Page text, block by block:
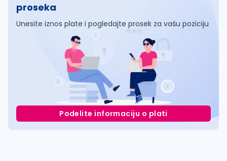
proseka
Unesite iznos plate i pogledajte prosek za vašu poziciju
Podelite informaciju o plati